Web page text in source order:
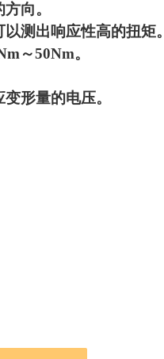
向。
测出响应性高的扭矩。
～50Nm。
形量的电压。